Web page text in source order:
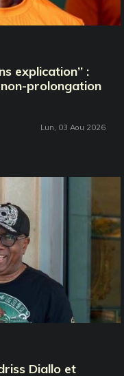
explication’’ :
prolongation
Lun, 03 Aou 2026
Diallo et